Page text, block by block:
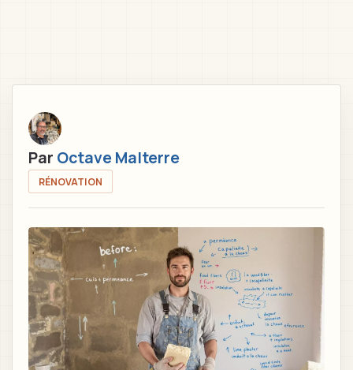
Par Octave Malterre
RÉNOVATION